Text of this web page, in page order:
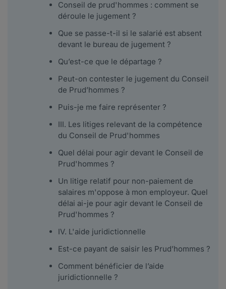
Conseil de prud'hommes : comment se
déroule le jugement ?
Que se passe-t-il si le salarié est absent
devant le bureau de jugement ?
Qu’est-ce que le départage ?
Peut-on contester le jugement du Conseil
de Prud’hommes ?
Puis-je me faire représenter ?
III. Les litiges relevant de la compétence
du Conseil de Prud'hommes
Quel délai pour agir devant le Conseil de
Prud'hommes ?
Un litige relatif pour non-paiement de
salaires m'oppose à mon employeur. Quel
délai ai-je pour agir devant le Conseil de
Prud'hommes ?
IV. L'aide juridictionnelle
Est-ce payant de saisir les Prud’hommes ?
Comment bénéficier de l’aide
juridictionnelle ?